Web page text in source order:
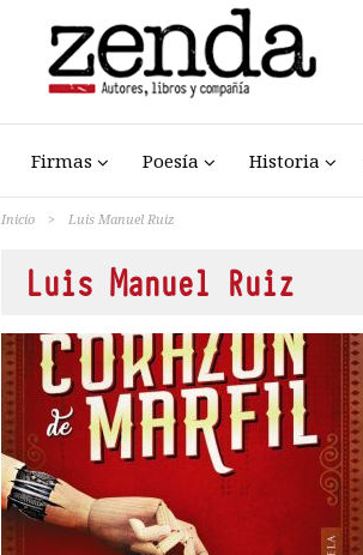
Firmas Poesía Historia
Inicio > Luis Manuel Ruiz
Luis Manuel Ruiz